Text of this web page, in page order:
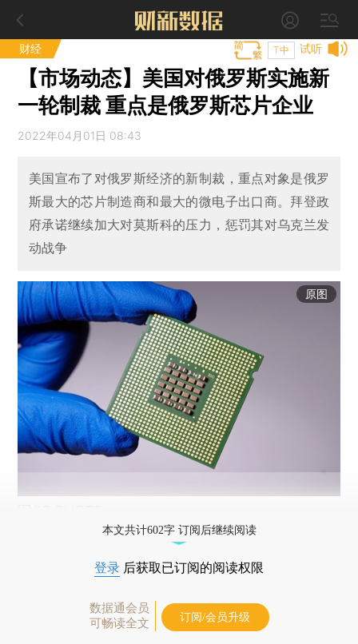
财经 试听
T中
【市场动态】美国对俄罗斯实施新
一轮制裁 重点是俄罗斯芯片企业
2022年04月01日 08:43
美国宣布了对俄罗斯经济的新制裁，重点对象是俄罗
斯最大的芯片制造商和最大的微电子出口商。拜登政
府承诺继续加大对莫斯科的压力，惩罚其对乌克兰发
动战争
原图
本文共计602字 订阅后继续阅读
登录 后获取已订阅的阅读权限
数据通会员
可畅读全文
订阅/会员升级